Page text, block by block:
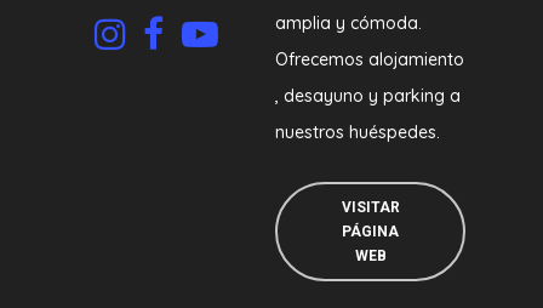
amplia y cómoda.
Ofrecemos alojamiento
, desayuno y parking a
nuestros huéspedes.
VISITAR
PÁGINA
WEB